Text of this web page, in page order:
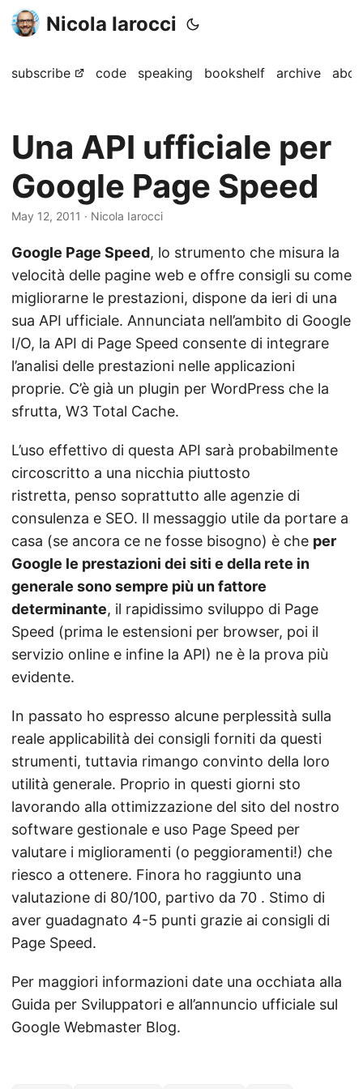
Nicola Iarocci
subscribe code speaking bookshelf archive
Una API ufficiale per
Google Page Speed
May 12, 2011 · Nicola Iarocci
Google Page Speed, lo strumento che misura la
velocità delle pagine web e offre consigli su come
migliorarne le prestazioni, dispone da ieri di una
sua API ufficiale. Annunciata nell’ambito di Google
I/O, la API di Page Speed consente di integrare
l’analisi delle prestazioni nelle applicazioni
proprie. C’è già un plugin per WordPress che la
sfrutta, W3 Total Cache.
L’uso effettivo di questa API sarà probabilmente
circoscritto a una nicchia piuttosto
ristretta, penso soprattutto alle agenzie di
consulenza e SEO. Il messaggio utile da portare a
casa (se ancora ce ne fosse bisogno) è che per
Google le prestazioni dei siti e della rete in
generale sono sempre più un fattore
determinante, il rapidissimo sviluppo di Page
Speed (prima le estensioni per browser, poi il
servizio online e infine la API) ne è la prova più
evidente.
In passato ho espresso alcune perplessità sulla
reale applicabilità dei consigli forniti da questi
strumenti, tuttavia rimango convinto della loro
utilità generale. Proprio in questi giorni sto
lavorando alla ottimizzazione del sito del nostro
software gestionale e uso Page Speed per
valutare i miglioramenti (o peggioramenti!) che
riesco a ottenere. Finora ho raggiunto una
valutazione di 80/100, partivo da 70 . Stimo di
aver guadagnato 4-5 punti grazie ai consigli di
Page Speed.
Per maggiori informazioni date una occhiata alla
Guida per Sviluppatori e all’annuncio ufficiale sul
Google Webmaster Blog.